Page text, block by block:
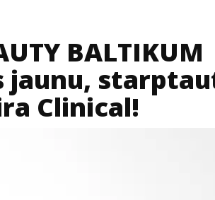
BALTIKUM
jaunu,
Clinical!